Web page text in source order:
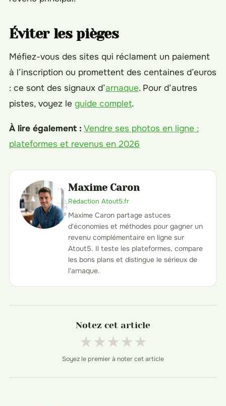
Éviter les pièges
Méfiez-vous des sites qui réclament un paiement
à l’inscription ou promettent des centaines d’euros
: ce sont des signaux d’arnaque. Pour d’autres
pistes, voyez le guide complet.
À lire également : Vendre ses photos en ligne :
plateformes et revenus en 2026
Maxime Caron
Rédaction Atout5.fr
Maxime Caron partage astuces
d'économies et méthodes pour gagner un
revenu complémentaire en ligne sur
Atout5. Il teste les plateformes, compare
les bons plans et distingue le sérieux de
l'arnaque.
Notez cet article
★★★★★
Soyez le premier à noter cet article